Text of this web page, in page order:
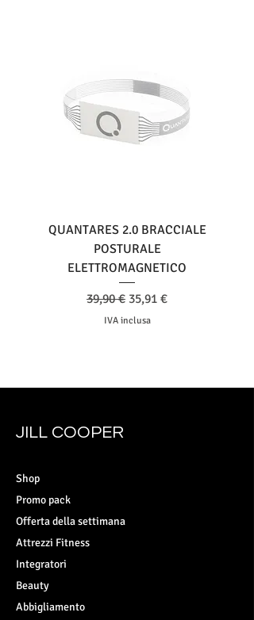
QUANTARES 2.0 BRACCIALE
POSTURALE
ELETTROMAGNETICO
Prezzo regolare
39,90 € Prezzo scontato
35,91 €
IVA inclusa
JILL COOPER
Shop
Promo pack
Offerta della settimana
Attrezzi Fitness
Integratori
Beauty
Abbigliamento